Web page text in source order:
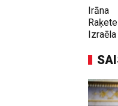
Irāna
Raķete
Izraēla